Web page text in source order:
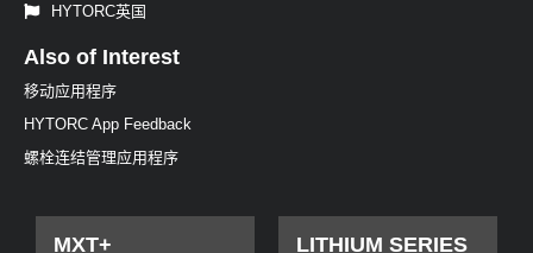
HYTORC英国
Also of Interest
移动应用程序
HYTORC App Feedback
螺栓连结管理应用程序
MXT+ LITHIUM SERIES